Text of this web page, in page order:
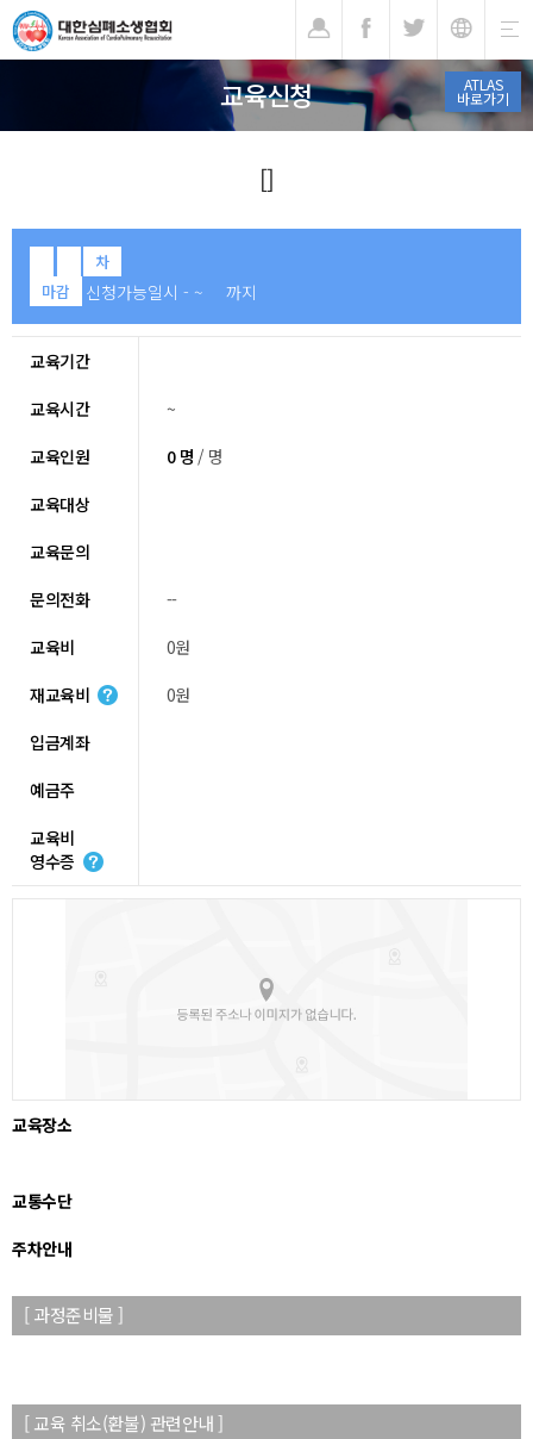
ATLAS
바로가기
교육신청
[]
차
마감
신청가능일시 - ~ 까지
교육기간
교육시간
~
교육인원
0 명 / 명
교육대상
교육문의
문의전화
--
교육비
0원
재교육비
0원
입금계좌
예금주
교육비
영수증
교육장소
교통수단
주차안내
[ 과정준비물 ]
[ 교육 취소(환불) 관련안내 ]